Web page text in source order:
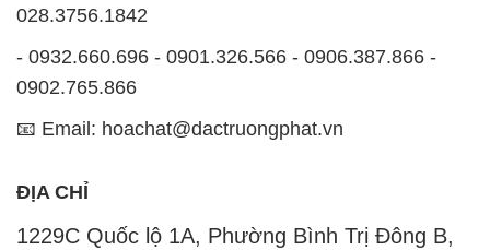
028.3756.1842
- 0932.660.696 - 0901.326.566 - 0906.387.866 -
0902.765.866
📧 Email: hoachat@dactruongphat.vn
ĐỊA CHỈ
1229C Quốc lộ 1A, Phường Bình Trị Đông B,